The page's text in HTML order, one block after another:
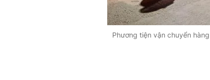
Phương tiện vận chuyển